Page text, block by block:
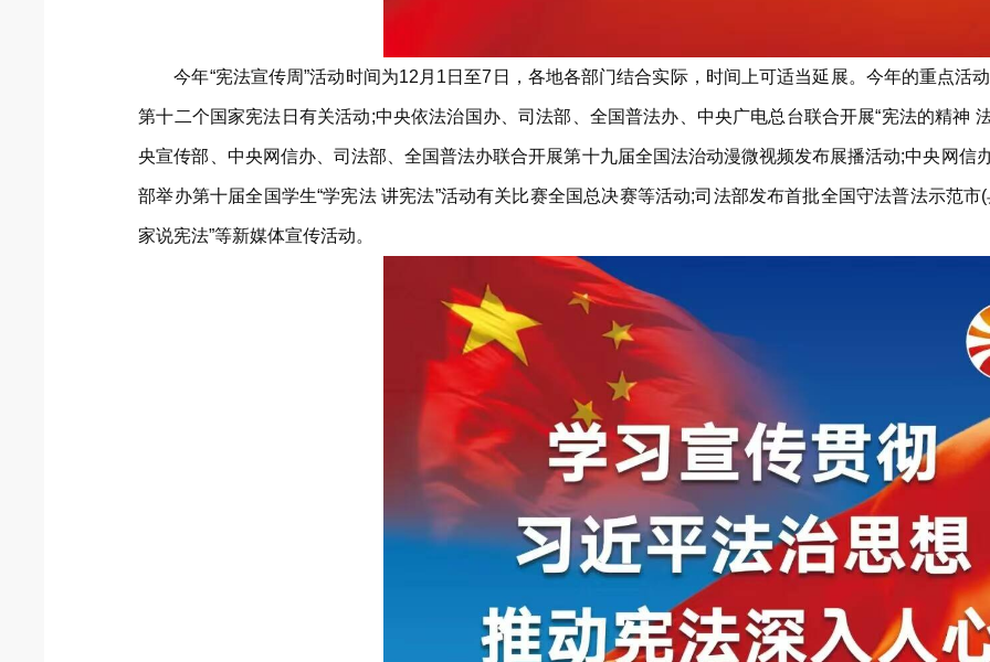
今年“宪法宣传周”活动时间为12月1日至7日，各地各部门结合实际，时间上可适当延展。今年的重点活
第十二个国家宪法日有关活动;中央依法治国办、司法部、全国普法办、中央广电总台联合开展“宪法的精
央宣传部、中央网信办、司法部、全国普法办联合开展第十九届全国法治动漫微视频发布展播活动;中央网信
部举办第十届全国学生“学宪法 讲宪法”活动有关比赛全国总决赛等活动;司法部发布首批全国守法普法示范
家说宪法”等新媒体宣传活动。